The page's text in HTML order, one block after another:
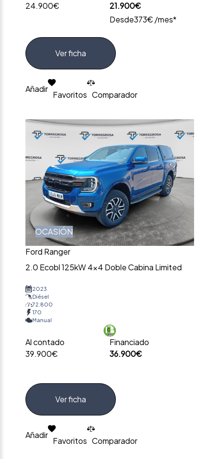
24.900€
21.900€
Desde373€ /mes*
Ver ficha
Añadir
Favoritos Comparador
OCASIÓN
Ford Ranger
2.0 Ecobl 125kW 4×4 Doble Cabina Limited
2023
Diésel
72.800
170
Manual
Al contado
39.900€
Financiado
36.900€
Ver ficha
Añadir
Favoritos Comparador